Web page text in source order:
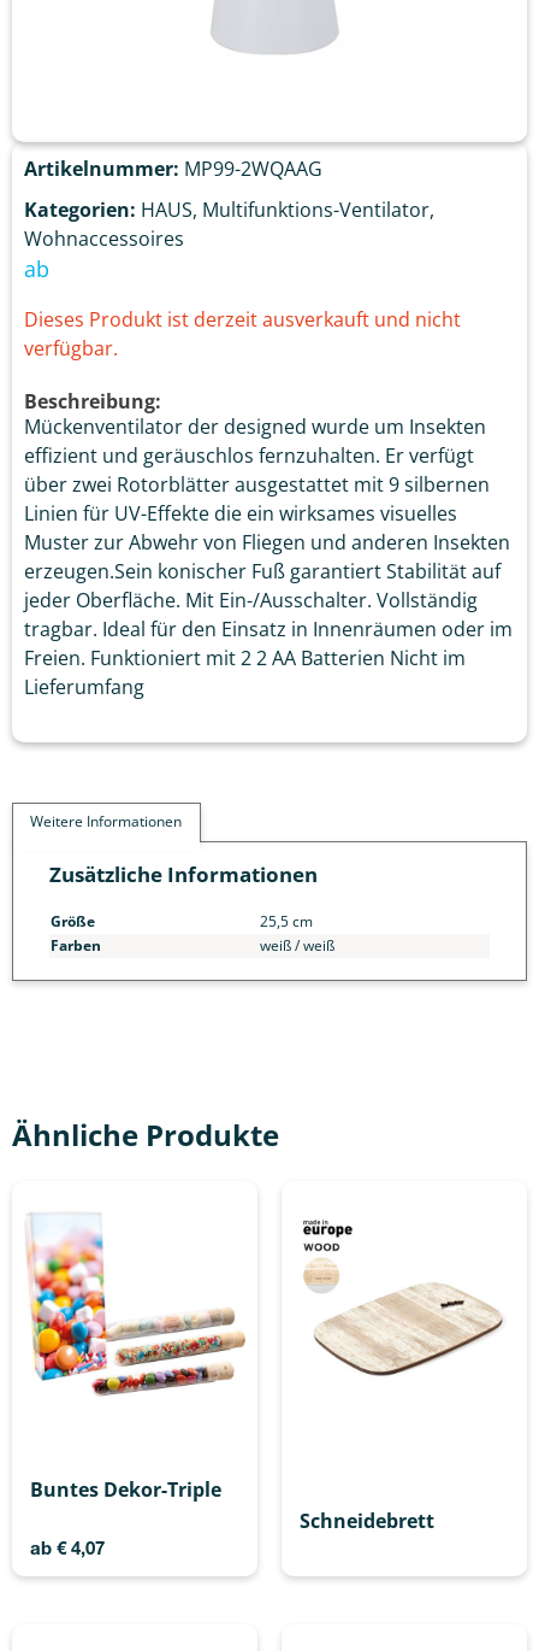
Artikelnummer: MP99-2WQAAG
Kategorien: HAUS, Multifunktions-Ventilator,
Wohnaccessoires
ab
Dieses Produkt ist derzeit ausverkauft und nicht
verfügbar.
Beschreibung:
Mückenventilator der designed wurde um Insekten
effizient und geräuschlos fernzuhalten. Er verfügt
über zwei Rotorblätter ausgestattet mit 9 silbernen
Linien für UV-Effekte die ein wirksames visuelles
Muster zur Abwehr von Fliegen und anderen Insekten
erzeugen.Sein konischer Fuß garantiert Stabilität auf
jeder Oberfläche. Mit Ein-/Ausschalter. Vollständig
tragbar. Ideal für den Einsatz in Innenräumen oder im
Freien. Funktioniert mit 2 2 AA Batterien Nicht im
Lieferumfang
Weitere Informationen
Zusätzliche Informationen
Größe
25,5 cm
Farben
weiß / weiß
Ähnliche Produkte
Buntes Dekor-Triple
ab €4,07
Schneidebrett